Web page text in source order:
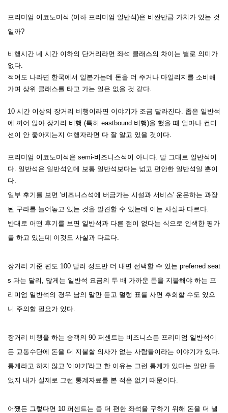
프리미엄 이코노미석 (이하 프리미엄 일반석)은 비싼만큼 가치가 있는 것
일까?
비행시간 네 시간 이하의 단거리라면 좌석 클래스의 차이는 별로 의미가
없다.
적어도 나라면 한국에서 일본가는데 돈을 더 주거나 마일리지를 소비해
가며 상위 클래스를 타고 가는 일은 없을 것 같다.
10 시간 이상의 장거리 비행이라면 이야기가 조금 달라진다. 좁은 일반석
에 끼어 앉아 장거리 비행 (특히 eastbound 비행)을 했을 때 얼마나 컨디
션이 안 좋아지는지 여행자라면 다 잘 알고 있을 것이다.
프리미엄 이코노미석은 semi-비즈니스석이 아니다. 말 그대로 일반석이
다. 일반석은 일반석인데 보통 일반석보다는 넓고 편안한 일반석일 뿐이
다.
일부 후기를 보면 '비즈니스석에 버금가는 시설과 서비스' 운운하는 과장
된 구라를 늘어놓고 있는 것을 발견할 수 있는데 이는 사실과 다르다.
반대로 어떤 후기를 보면 일반석과 다른 점이 없다는 식으로 인색한 평가
를 하고 있는데 이것도 사실과 다르다.
장거리 기준 편도 100 달러 정도만 더 내면 선택할 수 있는 preferred seat
s 과는 달리, 많게는 일반석 요금의 두 배 가까운 돈을 지불해야 하는 프
리미엄 일반석의 경우 남의 말만 듣고 덜렁 표를 사면 후회할 수도 있으
니 주의할 필요가 있다.
장거리 비행을 하는 승객의 90 퍼센트는 비즈니스든 프리미엄 일반석이
든 교통수단에 돈을 더 지불할 의사가 없는 사람들이라는 이야기가 있다.
통계라고 하지 않고 '이야기'라고 한 이유는 그런 통계가 있다는 말만 들
었지 내가 실제로 그런 통계자료를 본 적은 없기 때문이다.
어쨌든 그렇다면 10 퍼센트는 좀 더 편한 좌석을 구하기 위해 돈을 더 낼